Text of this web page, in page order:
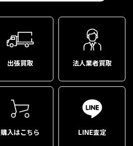
出張買取 法人業者買取
購入はこちら LINE査定